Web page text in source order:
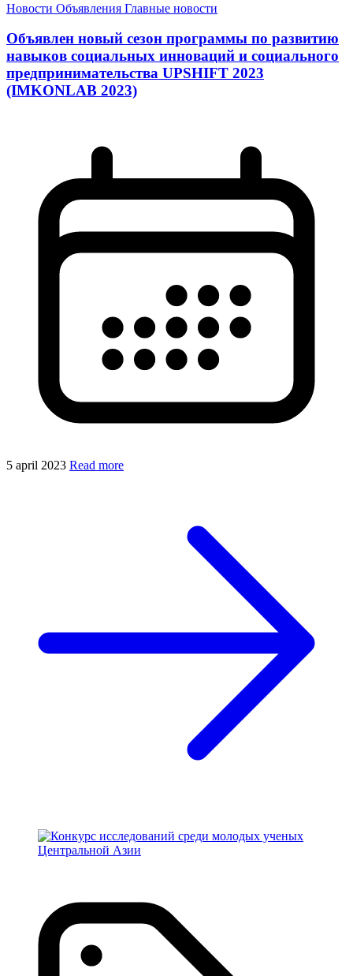
Новости Объявления Главные новости
Объявлен новый сезон программы по развитию
навыков социальных инноваций и социального
предпринимательства UPSHIFT 2023
(IMKONLAB 2023)
5 april 2023 Read more